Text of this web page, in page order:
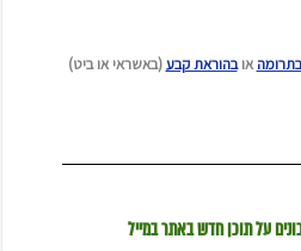
בתרומהאובהוראת קבע(באשראי או ביט)
על תוכן חדש באתר במייל